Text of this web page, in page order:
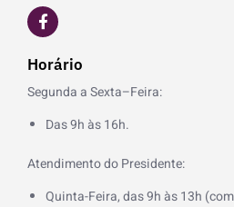
F
a
c
e
b
o
o
k
Horário
Segunda a Sexta–Feira:
Das 9h às 16h.
Atendimento do Presidente:
Quinta-Feira, das 9h às 13h